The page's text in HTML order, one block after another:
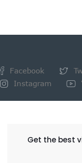
Facebook
Instagram
Get the best